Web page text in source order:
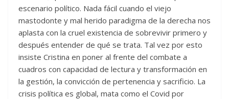
escenario político. Nada fácil cuando el viejo
mastodonte y mal herido paradigma de la derecha nos
aplasta con la cruel existencia de sobrevivir primero y
después entender de qué se trata. Tal vez por esto
insiste Cristina en poner al frente del combate a
cuadros con capacidad de lectura y transformación en
la gestión, la convicción de pertenencia y sacrificio. La
crisis política es global, mata como el Covid por